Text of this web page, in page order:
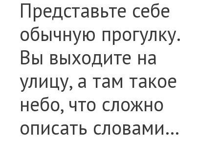
Представьте себе
обычную прогулку.
Вы выходите на
улицу, а там такое
небо, что сложно
описать словами…